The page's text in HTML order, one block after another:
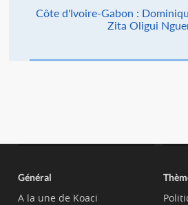
Côte d'Ivoire-Gabon :
Zita Oligui
Général
A la une de Koaci